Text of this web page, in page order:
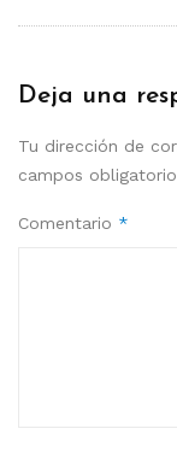
Deja una
Tu dirección de
campos
Comentario *